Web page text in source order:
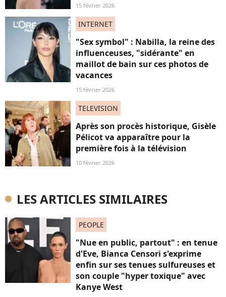
15 février 2026
INTERNET
"Sex symbol" : Nabilla, la reine des
influenceuses, "sidérante" en
maillot de bain sur ces photos de
vacances
15 février 2026
TELEVISION
Après son procès historique, Gisèle
Pélicot va apparaître pour la
première fois à la télévision
10 février 2026
LES ARTICLES SIMILAIRES
PEOPLE
"Nue en public, partout" : en tenue
d'Eve, Bianca Censori s'exprime
enfin sur ses tenues sulfureuses et
son couple "hyper toxique" avec
Kanye West